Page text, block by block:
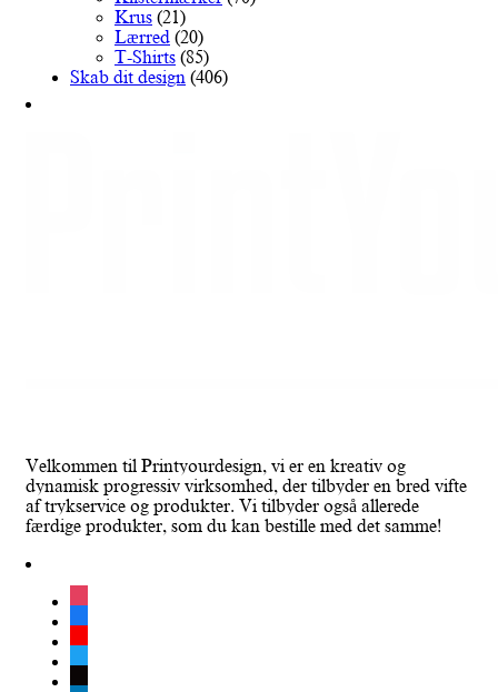
Krus (21)
Lærred (20)
T-Shirts (85)
Skab dit design (406)
Velkommen til Printyourdesign, vi er en kreativ og
dynamisk progressiv virksomhed, der tilbyder en bred vifte
af trykservice og produkter. Vi tilbyder også allerede
færdige produkter, som du kan bestille med det samme!
instagram
facebook
youtube
twitter
tiktok